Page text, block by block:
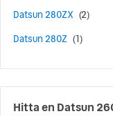
Datsun 280ZX (2)
Datsun 280Z (1)
Hitta en Datsun